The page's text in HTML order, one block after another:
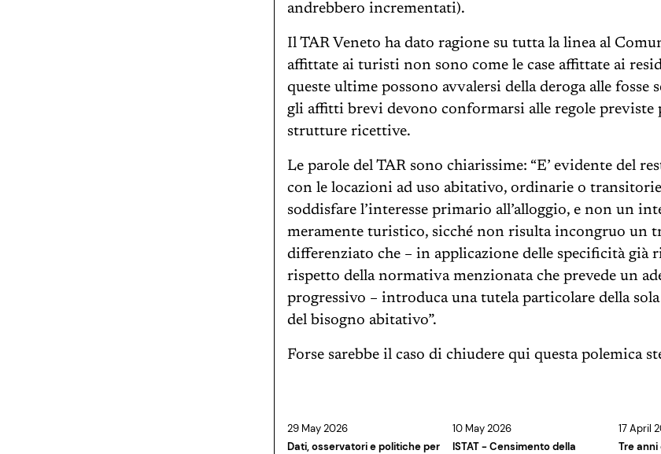
andrebbero incrementati).
Il TAR Veneto ha dato ragione su tutta la linea al
affittate ai turisti non sono come le case affittate ai
queste ultime possono avvalersi della deroga alle fosse
gli affitti brevi devono conformarsi alle regole previste
strutture ricettive.
Le parole del TAR sono chiarissime: “E’ evidente del
con le locazioni ad uso abitativo, ordinarie o
soddisfare l’interesse primario all’alloggio, e non un
meramente turistico, sicché non risulta incongruo un
differenziato che – in applicazione delle specificità già
rispetto della normativa menzionata che prevede un
progressivo – introduca una tutela particolare della
del bisogno abitativo”.
Forse sarebbe il caso di chiudere qui questa polemica
29 May 2026
Dati, osservatori e politiche per
10 May 2026
ISTAT - Censimento della
17 April
Tre